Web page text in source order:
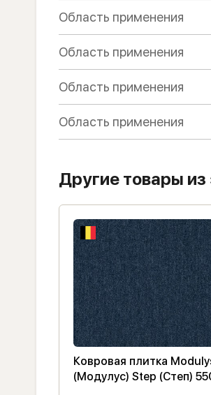
Область применения
Область применения
Область применения
Область применения
Другие товары из
Ковровая плитка
(Модулус) Step (Степ)